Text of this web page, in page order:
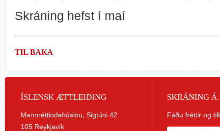
Skráning hefst í maí
TIL BAKA
ÍSLENSK ÆTTLEIÐING
Mannréttindahúsinu, Sigtúni 42
105 Reykjavík
SKRÁNING Á
Fáðu fréttir og